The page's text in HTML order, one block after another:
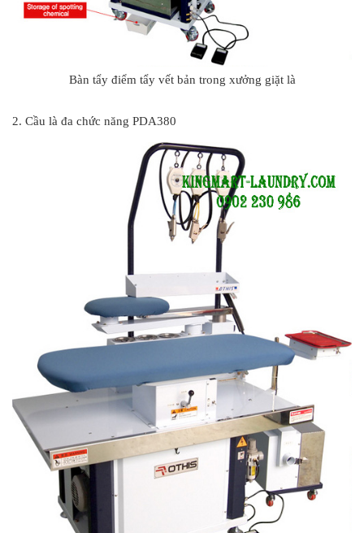
Bàn tẩy điểm tẩy vết bản trong xưởng giặt là
2. Cầu là đa chức năng PDA380